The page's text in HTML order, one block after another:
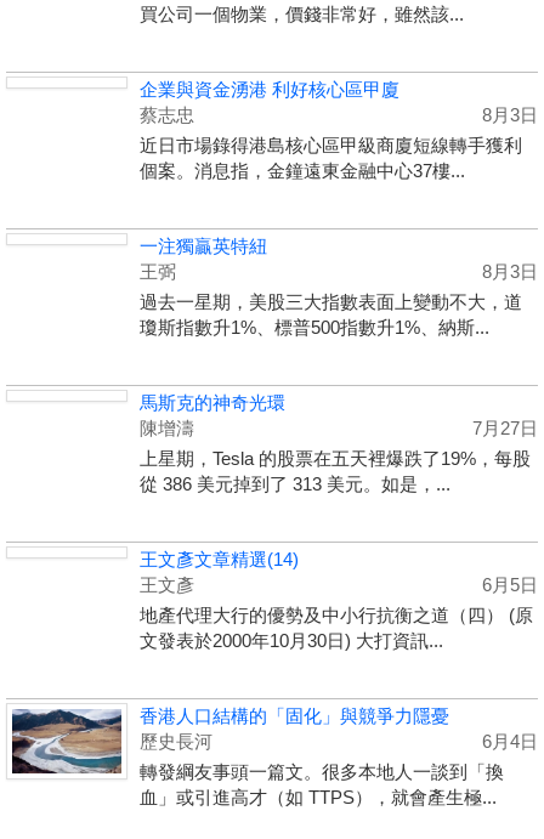
買公司一個物業，價錢非常好，雖然該...
企業與資金湧港 利好核心區甲廈
蔡志忠
8月3日
近日市場錄得港島核心區甲級商廈短線轉手獲利
個案。消息指，金鐘遠東金融中心37樓...
一注獨贏英特紐
王弼
8月3日
過去一星期，美股三大指數表面上變動不大，道
瓊斯指數升1%、標普500指數升1%、納斯...
馬斯克的神奇光環
陳增濤
7月27日
上星期，Tesla 的股票在五天裡爆跌了19%，每股
從 386 美元掉到了 313 美元。如是，...
王文彥文章精選(14)
王文彥
6月5日
地產代理大行的優勢及中小行抗衡之道（四） (原
文發表於2000年10月30日) 大打資訊...
香港人口結構的「固化」與競爭力隱憂
歷史長河
6月4日
轉發綱友事頭一篇文。很多本地人一談到「換
血」或引進高才（如 TTPS），就會產生極...